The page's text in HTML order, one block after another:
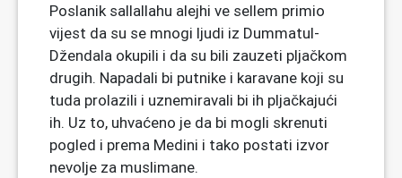
Poslanik sallallahu alejhi ve sellem primio
vijest da su se mnogi ljudi iz Dummatul-
Džendala okupili i da su bili zauzeti pljačkom
drugih. Napadali bi putnike i karavane koji su
tuda prolazili i uznemiravali bi ih pljačkajući
ih. Uz to, uhvaćeno je da bi mogli skrenuti
pogled i prema Medini i tako postati izvor
nevolje za muslimane.